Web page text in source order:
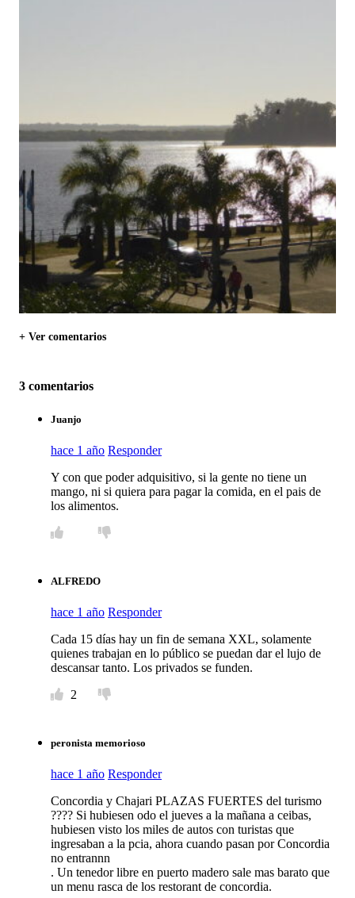
+ Ver comentarios
3 comentarios
Juanjo
hace 1 año Responder
Y con que poder adquisitivo, si la gente no tiene un
mango, ni si quiera para pagar la comida, en el pais de
los alimentos.
ALFREDO
hace 1 año Responder
Cada 15 días hay un fin de semana XXL, solamente
quienes trabajan en lo público se puedan dar el lujo de
descansar tanto. Los privados se funden.
2
peronista memorioso
hace 1 año Responder
Concordia y Chajari PLAZAS FUERTES del turismo
???? Si hubiesen odo el jueves a la mañana a ceibas,
hubiesen visto los miles de autos con turistas que
ingresaban a la pcia, ahora cuando pasan por Concordia
no entrannn
. Un tenedor libre en puerto madero sale mas barato que
un menu rasca de los restorant de concordia.